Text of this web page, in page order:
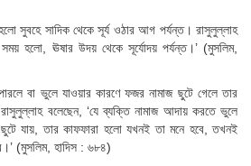
হলো সুবহে সাদিক থেকে সূর্য ওঠার আগ পর্যন্ত। রাসুলুল্লাহ
হলো, ঊষার উদয় থেকে সূর্যোদয় পর্যন্ত।’ (মুসলিম,
বা ভুলে যাওয়ার কারণে ফজর নামাজ ছুটে গেলে তার
বলেছেন, ‘যে ব্যক্তি নামাজ আদায় করতে ভুলে
ছুটে যায়, তার কাফফারা হলো যখনই তা মনে হবে, তখনই
(মুসলিম, হাদিস : ৬৮৪)